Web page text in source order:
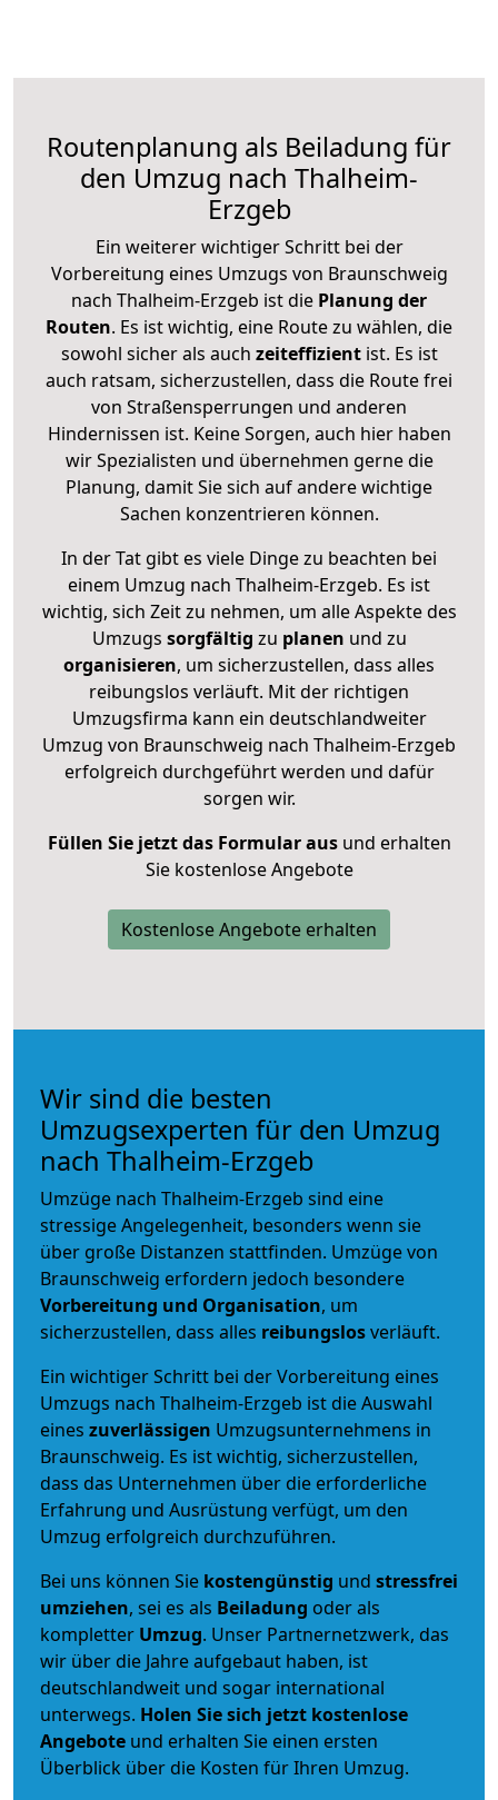
Routenplanung als Beiladung für
den Umzug nach Thalheim-
Erzgeb
Ein weiterer wichtiger Schritt bei der
Vorbereitung eines Umzugs von Braunschweig
nach Thalheim-Erzgeb ist die Planung der
Routen. Es ist wichtig, eine Route zu wählen, die
sowohl sicher als auch zeiteffizientist. Es ist
auch ratsam, sicherzustellen, dass die Route frei
von Straßensperrungen und anderen
Hindernissen ist. Keine Sorgen, auch hier haben
wir Spezialisten und übernehmen gerne die
Planung, damit Sie sich auf andere wichtige
Sachen konzentrieren können.
In der Tat gibt es viele Dinge zu beachten bei
einem Umzug nach Thalheim-Erzgeb. Es ist
wichtig, sich Zeit zu nehmen, um alle Aspekte des
Umzugs sorgfältig zu planen und zu
organisieren, um sicherzustellen, dass alles
reibungslos verläuft. Mit der richtigen
Umzugsfirma kann ein deutschlandweiter
Umzug von Braunschweig nach Thalheim-Erzgeb
erfolgreich durchgeführt werden und dafür
sorgen wir.
Füllen Sie jetzt das Formular ausund erhalten
Sie kostenlose Angebote
Kostenlose Angebote erhalten
Wir sind die besten
Umzugsexperten für den Umzug
nach Thalheim-Erzgeb
Umzüge nach Thalheim-Erzgeb sind eine
stressige Angelegenheit, besonders wenn sie
über große Distanzen stattfinden. Umzüge von
Braunschweig erfordern jedoch besondere
Vorbereitung und Organisation, um
sicherzustellen, dass alles reibungslosverläuft.
Ein wichtiger Schritt bei der Vorbereitung eines
Umzugs nach Thalheim-Erzgeb ist die Auswahl
eines zuverlässigen Umzugsunternehmens in
Braunschweig. Es ist wichtig, sicherzustellen,
dass das Unternehmen über die erforderliche
Erfahrung und Ausrüstung verfügt, um den
Umzug erfolgreich durchzuführen.
Bei uns können Sie kostengünstig und stressfrei
umziehen, sei es als Beiladung oder als
kompletter Umzug. Unser Partnernetzwerk, das
wir über die Jahre aufgebaut haben, ist
deutschlandweit und sogar international
unterwegs. Holen Sie sich jetzt kostenlose
Angebote und erhalten Sie einen ersten
Überblick über die Kosten für Ihren Umzug.